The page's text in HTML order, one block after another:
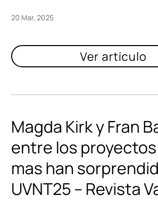
20 Mar, 2025
Magda Kirk y Fran
entre los
mas han
UVNT25 – Revista